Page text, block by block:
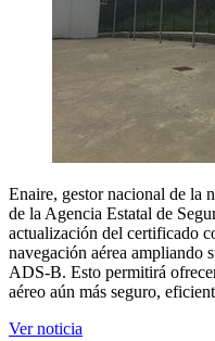
Enaire, gestor nacional de la
de la Agencia Estatal de
actualización del certificado
navegación aérea ampliando
ADS-B. Esto permitirá
aéreo aún más seguro,
Ver noticia